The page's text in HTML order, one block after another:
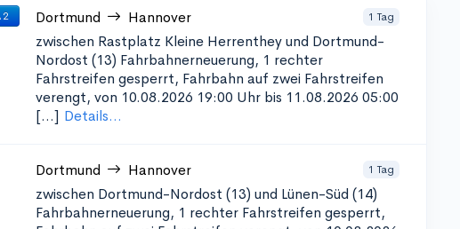
2 Dortmund Hannover 1 Tag
zwischen Rastplatz Kleine Herrenthey und Dortmund-
Nordost (13) Fahrbahnerneuerung, 1 rechter
Fahrstreifen gesperrt, Fahrbahn auf zwei Fahrstreifen
verengt, von 10.08.2026 19:00 Uhr bis 11.08.2026 05:00
[...] Details...
Dortmund Hannover 1 Tag
zwischen Dortmund-Nordost (13) und Lünen-Süd (14)
Fahrbahnerneuerung, 1 rechter Fahrstreifen gesperrt,